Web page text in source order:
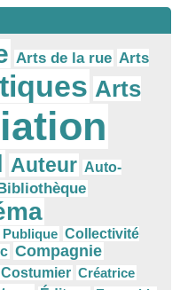
Arts de la rue Arts
Arts
Auteur Auto-
Bibliothèque
Collectivité
Compagnie
Costumier Créatrice